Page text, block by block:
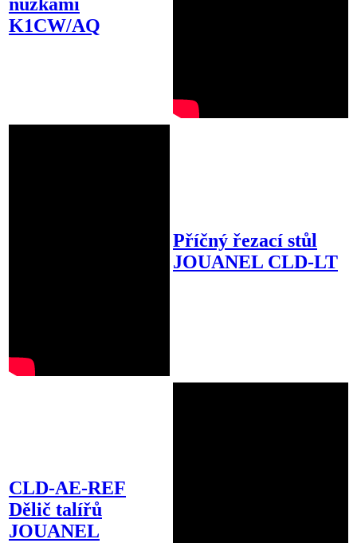
K1CW/AQ
Příčný řezací stůl
JOUANEL CLD-LT
CLD-AE-REF
Dělič talířů
JOUANEL